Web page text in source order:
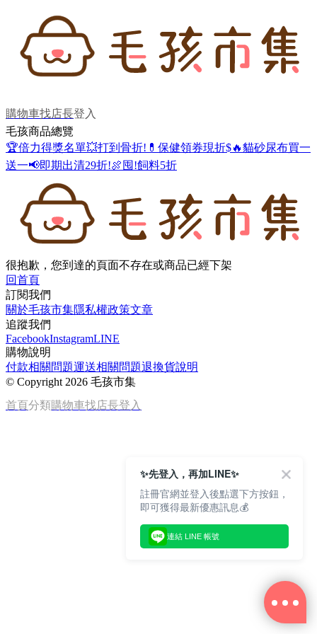
購物車找店長登入
毛孩商品總覽
🏆倍力得獎名單💥打到骨折! 💊保健領券現折$🔥貓砂尿布買一
送一📢即期出清29折!🍖囤!飼料5折
很抱歉，您到達的頁面不存在或商品已經下架
回首頁
訂閱我們
關於毛孩市集隱私權政策文章
追蹤我們
FacebookInstagramLINE
購物說明
付款相關問題運送相關問題退換貨說明
© Copyright 2026 毛孩市集
首頁分類購物車找店長登入
✨先登入，再加LINE✨
註冊官網並登入後點選下方按鈕，
即可獲得最新優惠訊息💰
連結 LINE 帳號